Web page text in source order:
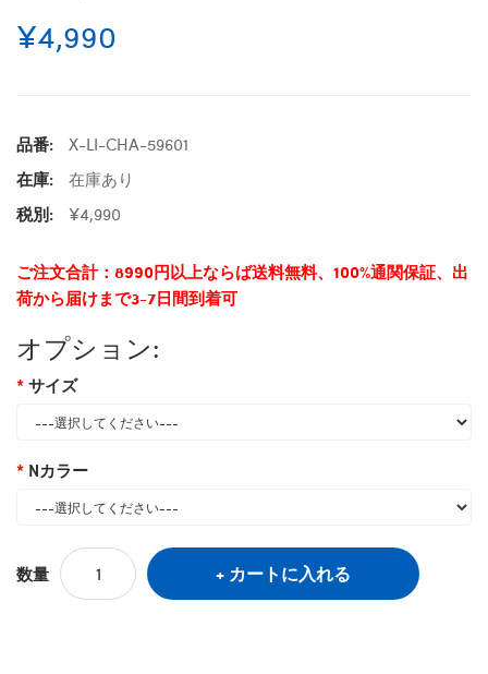
¥4,990
品番:
X-LI-CHA-59601
在庫:
在庫あり
税別:
¥4,990
ご注文合計：8990円以上ならば送料無料、100%通関保証、出
荷から届けまで3-7日間到着可
オプション:
サイズ
Nカラー
数量 カートに入れる